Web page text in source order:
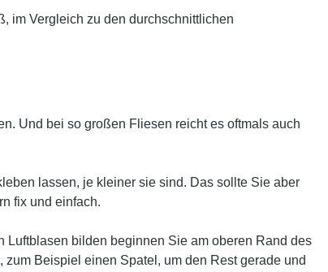
im Vergleich zu den durchschnittlichen
Und bei so großen Fliesen reicht es oftmals auch
lassen, je kleiner sie sind. Das sollte Sie aber
fix und einfach.
bilden beginnen Sie am oberen Rand des
Beispiel einen Spatel, um den Rest gerade und